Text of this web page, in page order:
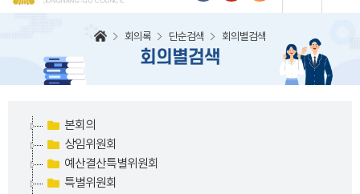
회의록 단순검색 회의별검색
회의별검색
본회의
상임위원회
예산결산특별위원회
특별위원회